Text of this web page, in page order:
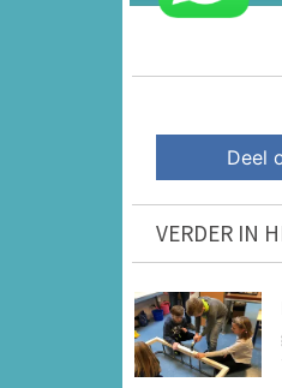
Deel
VERDER IN